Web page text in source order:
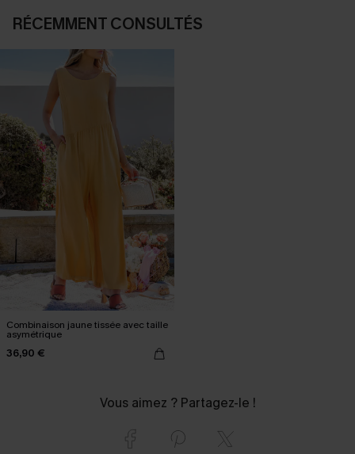
RÉCEMMENT CONSULTÉS
Combinaison jaune tissée avec taille
asymétrique
36,90 €
Vous aimez ? Partagez-le !